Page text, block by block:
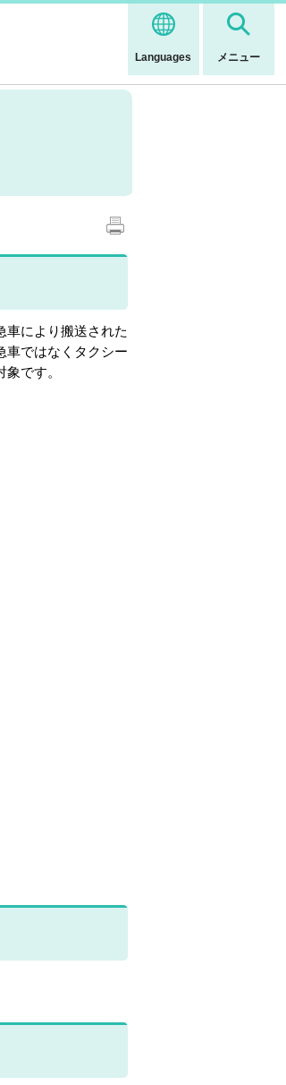
Languages メニュー
により搬送された
車ではなくタクシー
です。